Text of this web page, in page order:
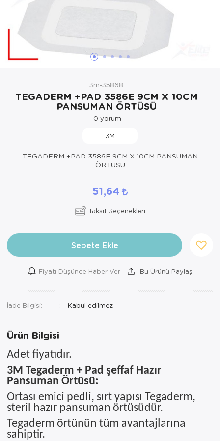
Hasta Bakım Ürünleri
Hasta Bakım Ürünleri
Ortopedi Ürünleri
Ortopedi Ürünleri
Ortopedi Ürünleri
Ortopedi Ürünleri
Sarf Malzemeleri
Sarf Malzemeleri
Yara Bakım Ürünleri
3m-35868
TEGADERM +PAD 3586E 9CM X 10CM
PANSUMAN ÖRTÜSÜ
0 yorum
3M
TEGADERM +PAD 3586E 9CM X 10CM PANSUMAN
ÖRTÜSÜ
51,64
Taksit Seçenekleri
Sepete Ekle
Fiyatı Düşünce Haber Ver Bu Ürünü Paylaş
İade Bilgisi:
Ürün Bilgisi
Adet fiyatıdır.
3M Tegaderm + Pad şeffaf Hazır
Pansuman Örtüsü:
Ortası emici pedli, sırt yapısı Tegaderm,
steril hazır pansuman örtüsüdür.
Tegaderm örtünün tüm avantajlarına
sahiptir.